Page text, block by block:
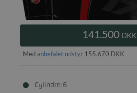
141.500 DKK
Med anbefalet udstyr155.670 DKK
Cylindre: 6